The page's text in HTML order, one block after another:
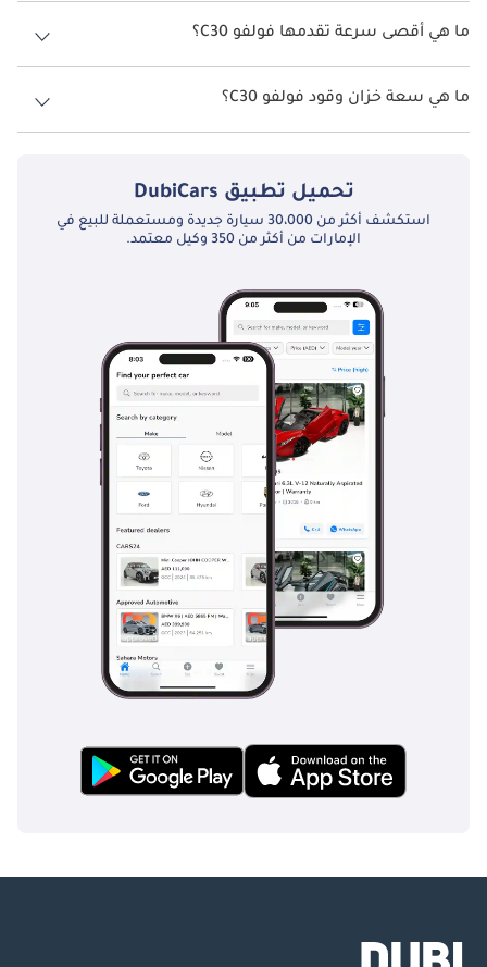
الفاخرة المدمجة. تشمل الصيانة الدورية تغيير الزيت وفحص سير
تنافست فولفو C30 مع سيارات مثل أودي A3 وبي إم دبليو الفئة الأولى
وميني كوبر. ورغم أن المنافسين ركزوا على الأداء أو المكانة، إلا أن
نسخ فولفو C30 هي .
ما هي أقصى سرعة تقدمها فولفو C30؟
السرعة القصوى فولفو C30 هي TBD.
ما هي سعة خزان وقود فولفو C30؟
تبلغ سعة خزان الوقود في فولفو C30 TBD.
تحميل تطبيق DubiCars
استكشف أكثر من 30،000 سيارة جديدة ومستعملة للبيع في
الإمارات من أكثر من 350 وكيل معتمد.